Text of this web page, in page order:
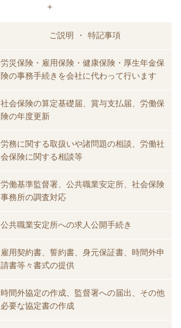
＋
ご説明 ・ 特記事項
労災保険・雇用保険・健康保険・厚生年金保
険の事務手続きを会社に代わって行います
社会保険の算定基礎届、賞与支払届、労働保
険の年度更新
労務に関する取扱いや諸問題の相談、労働社
会保険に関する相談等
労働基準監督署、公共職業安定所、社会保険
事務所の調査対応
公共職業安定所への求人公開手続き
雇用契約書、誓約書、身元保証書、時間外申
請書等々書式の提供
時間外協定の作成、監督署への届出、その他
必要な協定書の作成